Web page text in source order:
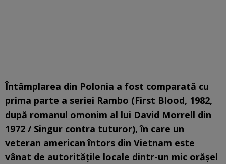
Întâmplarea din Polonia a fost comparată cu
prima parte a seriei Rambo (First Blood, 1982,
după romanul omonim al lui David Morrell din
1972 / Singur contra tuturor), în care un
veteran american întors din Vietnam este
vânat de autoritățile locale dintr-un mic orășel